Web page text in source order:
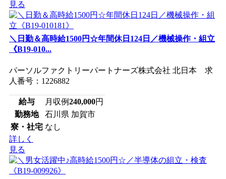
見る
＼日勤＆高時給1500円☆年間休日124日／機械操作・組立
《B19-010...
パーソルファクトリーパートナーズ株式会社 北日本 求
人番号：1226882
給与 月収例240,000円
勤務地
石川県 加賀市
寮・社宅 なし
詳しく
見る